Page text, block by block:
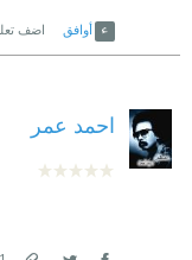
أوافق اضف
احمد عمر